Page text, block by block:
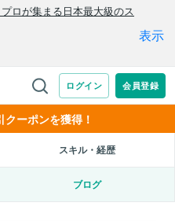
ーポンを獲得！
スキル・経歴
ブログ